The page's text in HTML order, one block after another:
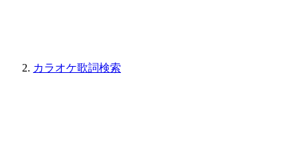
カラオケ歌詞検索